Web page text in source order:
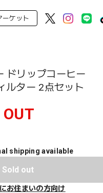
ーケット
ドリップコーヒー
ルター 2点セット
OUT
shipping available
Sold out
お住まいの方向け